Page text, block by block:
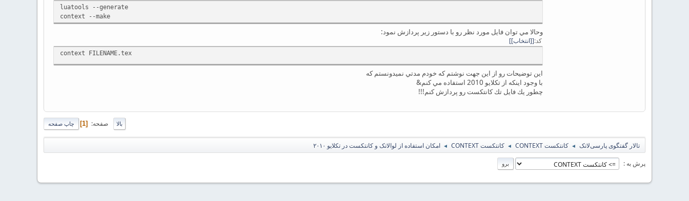
luatools --generate
context --make
وحالا مي توان فايل مورد نظر رو با دستور زير پردازش نمود:
کد [انتخاب]
context FILENAME.tex
اين توضيحات رو از اين جهت نوشتم كه خودم مدتي نميدونستم كه
با وجود اينكه از تكلايو 2010 استفاده مي كنم&
چطور يك فايل تك كانتكست رو پردازش كنم!!!
چاپ صفحه بالا صفحه 1
تالار گفتگوی پارسی‌لاتک ◄ کانتکست CONTEXT ◄ کانتکست CONTEXT ◄ امکان استفاده از لوالاتک و کانتکست در تکلایو ۲۰۱۰
پرش به